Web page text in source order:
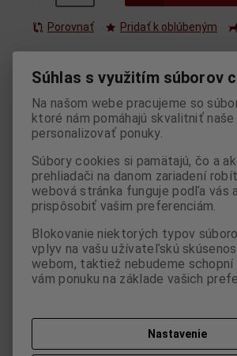
Porovnať Pridať k oblúbeným
Skladom:3 ks ISBN:S2400202
Parametre
Otázka na výrobok
Doporučiť výrobok
Odporúčame
Súhlas s využitím súborov
Na našom webe pracujeme so
ktoré nám pomáhajú skvalitniť naše
personalizovať ponuky.
Súbory cookies si pamätajú, čo a
prehliadači na danom zariadení
webová stránka funguje podľa vás
prispôsobiť vašim preferenciám.
Blokovanie niektorých typov
vplyv na vašu užívateľskú
webom, taktiež nebudeme
vám ponuku na základe vašich
Nastavenie